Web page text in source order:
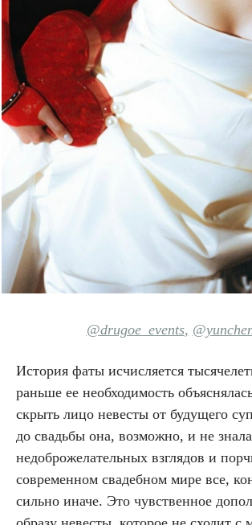
@drugoe_events,
История фаты исчисляется
раньше ее необходимость
скрыть лицо невесты от будущего
до свадьбы она, возможно, и не
недоброжелательных взглядов и
современном свадебном мире все,
сильно иначе. Это чувственное